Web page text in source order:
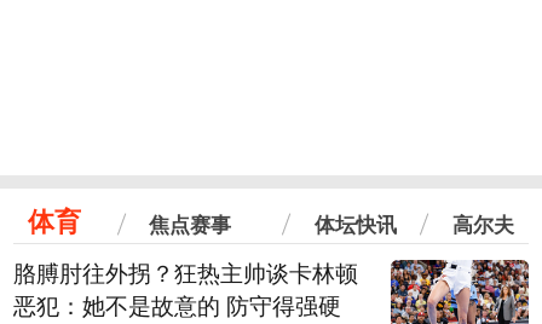
体育 焦点赛事 体坛快讯 高尔夫
胳膊肘往外拐？狂热主帅谈卡林顿
恶犯：她不是故意的 防守得强硬